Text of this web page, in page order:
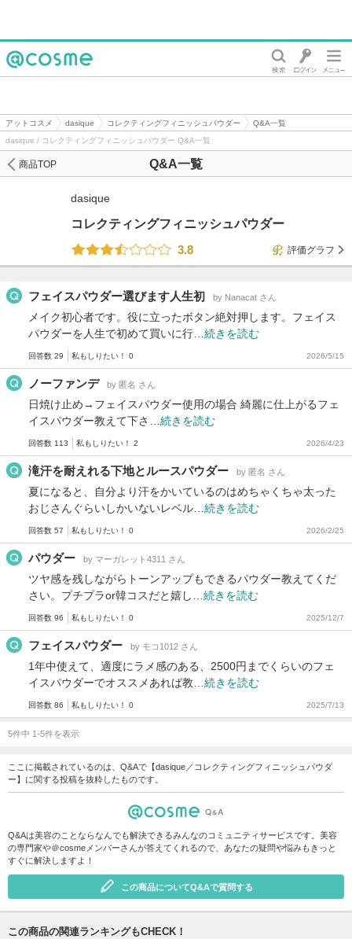
アットコスメ dasique コレクティングフィニッシュパウダー
Q&A一覧
dasique / コレクティングフィニッシュパウダー Q&A一覧
Q&A一覧
商品TOP
dasique
コレクティングフィニッシュパウダー
3.8
評価グラフ
フェイスパウダー選びます人生初 by Nanacat さん
メイク初心者です。役に立ったボタン絶対押します。フェイス
パウダーを人生で初めて買いに行… 続きを読む
回答数 29 私もしりたい！ 0 2026/5/15
ノーファンデ by 匿名 さん
日焼け止め→フェイスパウダー使用の場合 綺麗に仕上がるフェ
イスパウダー教えて下さ… 続きを読む
回答数 113 私もしりたい！ 2 2026/4/23
滝汗を耐えれる下地とルースパウダー by 匿名 さん
夏になると、自分より汗をかいているのはめちゃくちゃ太った
おじさんぐらいしかいないレベル… 続きを読む
回答数 57 私もしりたい！ 0 2026/2/25
パウダー by マーガレット4311 さん
ツヤ感を残しながらトーンアップもできるパウダー教えてくだ
さい。プチプラor韓コスだと嬉し… 続きを読む
回答数 96 私もしりたい！ 0 2025/12/7
フェイスパウダー by モコ1012 さん
1年中使えて、適度にラメ感のある、2500円までくらいのフェ
イスパウダーでオススメあれば教… 続きを読む
回答数 86 私もしりたい！ 0 2025/7/13
5件中 1-5件を表示
ここに掲載されているのは、Q&Aで【dasique／コレクティングフィニッシュパウダ
ー】に関する投稿を抜粋したものです。
Q&Aは美容のことならなんでも解決できるみんなのコミュニティサービスです。美容
の専門家や＠cosmeメンバーさんが答えてくれるので、あなたの疑問や悩みもきっと
すぐに解決しますよ！
この商品についてQ&Aで質問する
この商品の関連ランキングもCHECK！